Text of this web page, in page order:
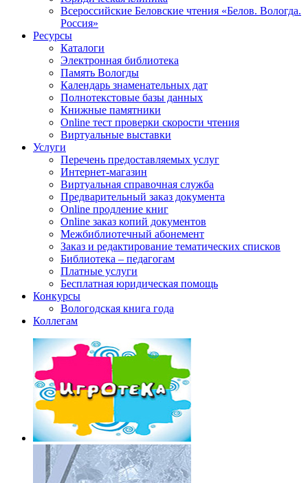
Всероссийские Беловские чтения «Белов. Вологда.
Россия»
Ресурсы
Каталоги
Электронная библиотека
Память Вологды
Календарь знаменательных дат
Полнотекстовые базы данных
Книжные памятники
Online тест проверки скорости чтения
Виртуальные выставки
Услуги
Перечень предоставляемых услуг
Интернет-магазин
Виртуальная справочная служба
Предварительный заказ документа
Online продление книг
Online заказ копий документов
Межбиблиотечный абонемент
Заказ и редактирование тематических списков
Библиотека – педагогам
Платные услуги
Бесплатная юридическая помощь
Конкурсы
Вологодская книга года
Коллегам